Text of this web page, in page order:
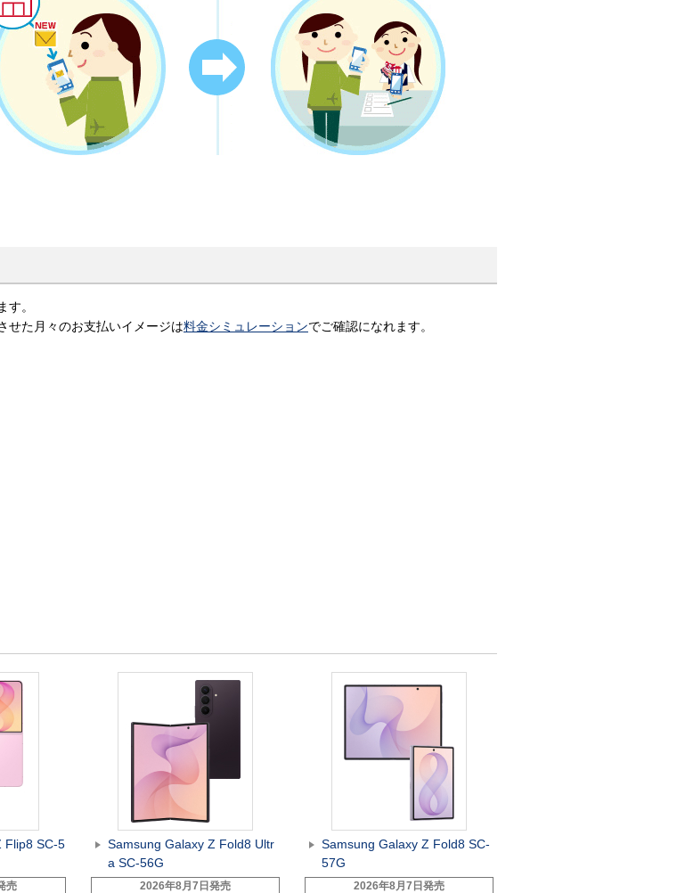
す。
せた月々のお支払いイメージは料金シミュレーションでご確認になれます。
Flip8 SC-5
売
Samsung Galaxy Z Fold8 Ultr
a SC-56G
2026年8月7日発売
Samsung Galaxy Z Fold8 SC-
57G
2026年8月7日発売